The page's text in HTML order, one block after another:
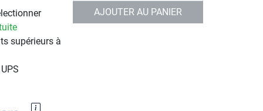
supérieurs à
AJOUTER AU PANIER